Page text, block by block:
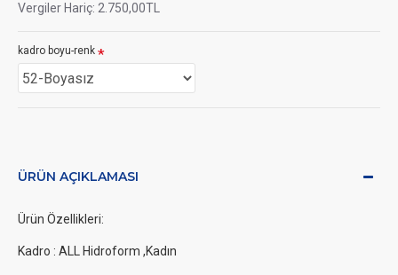
Vergiler Hariç: 2.750,00TL
kadro boyu-renk
ÜRÜN AÇIKLAMASI
Ürün Özellikleri:
Kadro : ALL Hidroform ,Kadın